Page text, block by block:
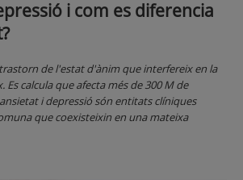
i com es diferencia
de l'estat d'ànim que interfereix en la
Es calcula que afecta més de 300 M de
i depressió són entitats clíniques
que coexisteixin en una mateixa